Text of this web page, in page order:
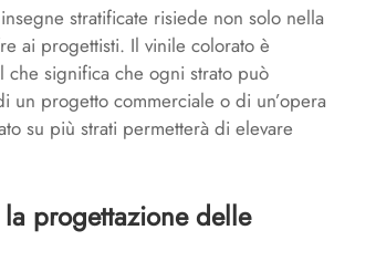
stratificate risiede non solo nella
ai progettisti. Il vinile colorato è
che significa che ogni strato può
un progetto commerciale o di un’opera
su più strati permetterà di elevare
la progettazione delle